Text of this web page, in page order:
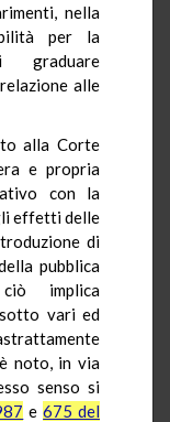
nella
per la
graduare
alle
alla Corte
e propria
con la
effetti delle
di
pubblica
implica
vari ed
noto, in via
senso si
e675 del